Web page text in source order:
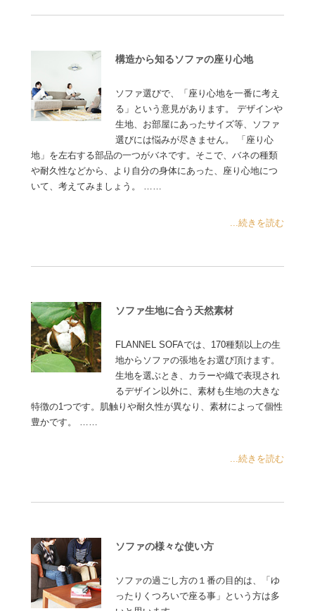
構造から知るソファの座り心地
ソファ選びで、「座り心地を一番に考え
る」という意見があります。 デザインや
生地、お部屋にあったサイズ等、ソファ
選びには悩みが尽きません。 「座り心
地」を左右する部品の一つがバネです。そこで、バネの種類
や耐久性などから、より自分の身体にあった、座り心地につ
いて、考えてみましょう。 ……
...続きを読む
ソファ生地に合う天然素材
FLANNEL SOFAでは、170種類以上の生
地からソファの張地をお選び頂けます。
生地を選ぶとき、カラーや織で表現され
るデザイン以外に、素材も生地の大きな
特徴の1つです。肌触りや耐久性が異なり、素材によって個性
豊かです。 ……
...続きを読む
ソファの様々な使い方
ソファの過ごし方の１番の目的は、「ゆ
ったりくつろいで座る事」という方は多